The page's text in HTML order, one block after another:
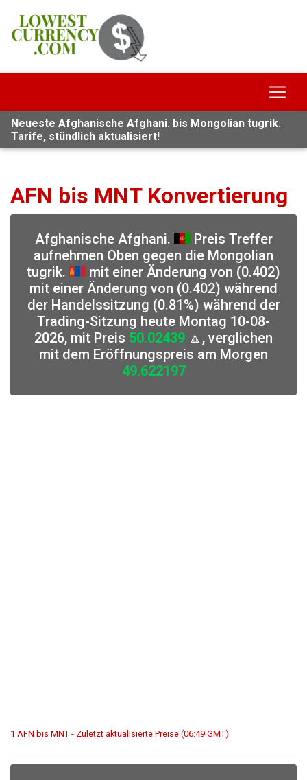
Neueste Afghanische Afghani. bis Mongolian tugrik.
Tarife, stündlich aktualisiert!
AFN bis MNT Konvertierung
Afghanische Afghani.
Preis Treffer
aufnehmen Oben gegen die Mongolian
tugrik.
mit einer Änderung von (0.402)
mit einer Änderung von (0.402) während
der Handelssitzung (0.81%) während der
Trading-Sitzung heute Montag 10-08-
2026, mit Preis 50.02439 🔼, verglichen
mit dem Eröffnungspreis am Morgen
49.622197
1 AFN bis MNT - Zuletzt aktualisierte Preise (06:49 GMT)